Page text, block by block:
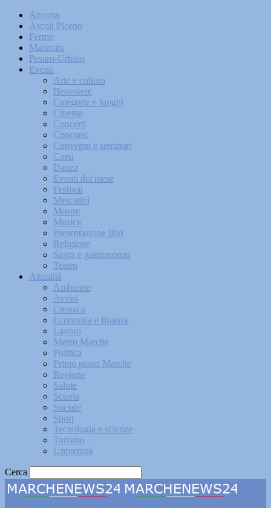
Ancona
Ascoli Piceno
Fermo
Macerata
Pesaro-Urbino
Eventi
Arte e cultura
Benessere
Categorie e luoghi
Cinema
Concerti
Concorsi
Convegni e seminari
Corsi
Danza
Eventi del mese
Festival
Mercatini
Mostre
Musica
Presentazione libri
Religione
Sagra e gastronomia
Teatro
Attualità
Ambiente
Avvisi
Cronaca
Economia e finanza
Lavoro
Meteo Marche
Politica
Primo piano Marche
Regione
Salute
Scuola
Sociale
Sport
Tecnologia e scienze
Turismo
Università
Cerca